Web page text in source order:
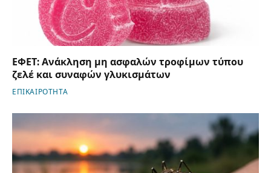
ΕΦΕΤ: Ανάκληση μη ασφαλών τροφίμων τύπου
ζελέ και συναφών γλυκισμάτων
ΕΠΙΚΑΙΡΟΤΗΤΑ